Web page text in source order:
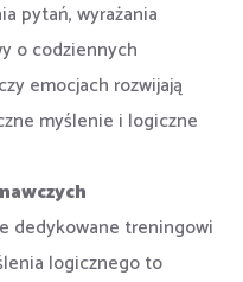
pytań, wyrażania
o codziennych
emocjach rozwijają
myślenie i logiczne
dedykowane treningowi
logicznego to